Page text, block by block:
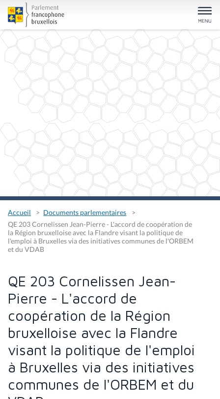
Accueil
Documents parlementaires
QE 203 Cornelissen Jean-Pierre - L'accord de coopération de
la Région bruxelloise avec la Flandre visant la politique de
l'emploi à Bruxelles via des initiatives communes de l'ORBEM
et du VDAB
QE 203 Cornelissen Jean-
Pierre - L'accord de
coopération de la Région
bruxelloise avec la Flandre
visant la politique de l'emploi
à Bruxelles via des initiatives
communes de l'ORBEM et du